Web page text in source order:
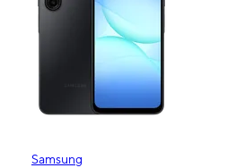
Samsung